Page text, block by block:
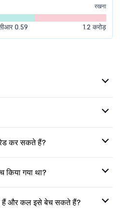
रखना
0.59 1.2 करोड़
कर सकते हैं?
किया गया था?
हैं और कल इसे बेच सकते हैं?